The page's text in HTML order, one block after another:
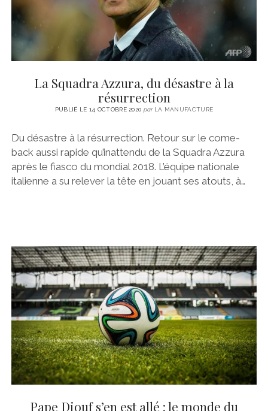
La Squadra Azzura, du désastre à la
résurrection
PUBLIÉ LE 14 OCTOBRE 2020 parLA MANUFACTURE
Du désastre à la résurrection. Retour sur le come-
back aussi rapide qu’inattendu de la Squadra Azzura
après le fiasco du mondial 2018. L’équipe nationale
italienne a su relever la tête en jouant ses atouts, à…
Pape Diouf s’en est allé : le monde du